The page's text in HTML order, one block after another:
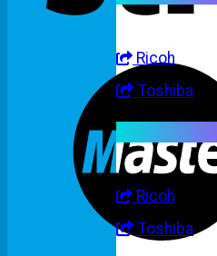
Ricoh
Toshiba
Ricoh
Toshiba